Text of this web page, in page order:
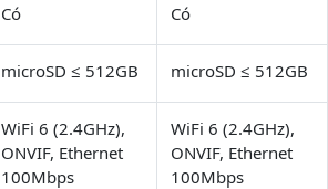
Có Có
microSD ≤ 512GB microSD ≤ 512GB
WiFi 6 (2.4GHz),
ONVIF, Ethernet
100Mbps
WiFi 6 (2.4GHz),
ONVIF, Ethernet
100Mbps